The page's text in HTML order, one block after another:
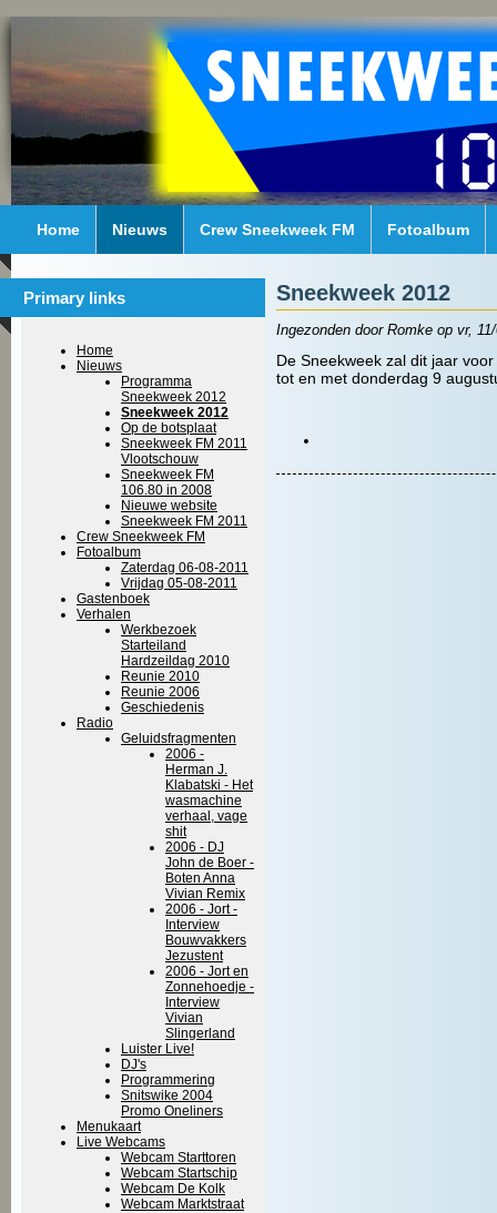
Home Nieuws Crew Sneekweek FM Fotoalbum
Primary links
Home
Nieuws
Programma
Sneekweek 2012
Sneekweek 2012
Op de botsplaat
Sneekweek FM 2011
Vlootschouw
Sneekweek FM
106.80 in 2008
Nieuwe website
Sneekweek FM 2011
Crew Sneekweek FM
Fotoalbum
Zaterdag 06-08-2011
Vrijdag 05-08-2011
Gastenboek
Verhalen
Werkbezoek
Starteiland
Hardzeildag 2010
Reunie 2010
Reunie 2006
Geschiedenis
Radio
Geluidsfragmenten
2006 -
Herman J.
Klabatski - Het
wasmachine
verhaal, vage
shit
2006 - DJ
John de Boer -
Boten Anna
Vivian Remix
2006 - Jort -
Interview
Bouwvakkers
Jezustent
2006 - Jort en
Zonnehoedje -
Interview
Vivian
Slingerland
Luister Live!
DJ's
Programmering
Snitswike 2004
Promo Oneliners
Menukaart
Live Webcams
Webcam Starttoren
Webcam Startschip
Webcam De Kolk
Webcam Marktstraat
Sneekweek 2012
Ingezonden door Romke op vr,
De Sneekweek zal dit jaar
tot en met donderdag 9